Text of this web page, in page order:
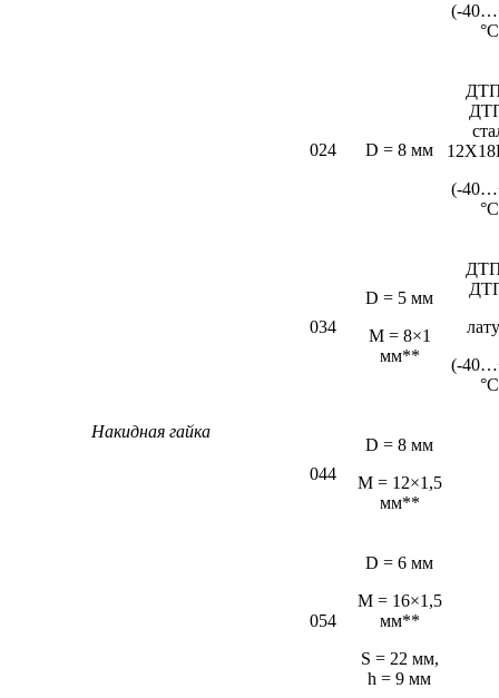
(-
024 D = 8 мм
(-
Накидная гайка
034
D = 5 мм
М = 8×1
мм**
(-
044
D = 8 мм
M = 12×1,5
мм**
054
D = 6 мм
М = 16×1,5
мм**
S = 22 мм,
h = 9 мм